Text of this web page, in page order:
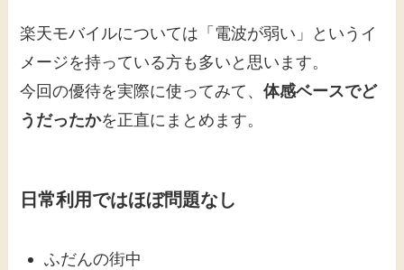
楽天モバイルについては「電波が弱い」というイ
メージを持っている方も多いと思います。
今回の優待を実際に使ってみて、体感ベースでど
うだったかを正直にまとめます。
日常利用ではほぼ問題なし
ふだんの街中